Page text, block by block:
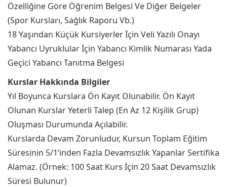
Özelliğine Göre Öğrenim Belgesi Ve Diğer Belgeler
(Spor Kursları, Sağlık Raporu Vb.)
18 Yaşından Küçük Kursiyerler İçin Veli Yazılı Onayı
Yabancı Uyruklular İçin Yabancı Kimlik Numarası Yada
Geçici Yabancı Tanıtma Belgesi
Kurslar Hakkında Bilgiler
Yıl Boyunca Kurslara Ön Kayıt Olunabilir. Ön Kayıt
Olunan Kurslar Yeterli Talep (En Az 12 Kişilik Grup)
Oluşması Durumunda Açılabilir.
Kurslarda Devam Zorunludur, Kursun Toplam Eğitim
Süresinin 5/1’inden Fazla Devamsızlık Yapanlar Sertifika
Alamaz. (Örnek: 100 Saat Kurs İçin 20 Saat Devamsızlık
Süresi Bulunur)